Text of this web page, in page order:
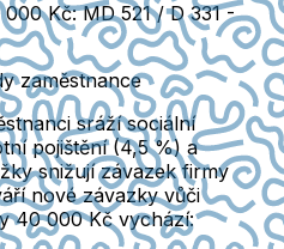
000 Kč:MD 521 / D 331 -
zaměstnance
srážísociální
pojištění(4,5 %) a
snižují závazek firmy
nové závazky vůči
40 000 Kč vychází: